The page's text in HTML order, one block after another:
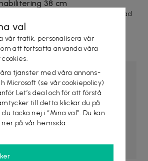
38 cm
smidigt träningsredskap för kontrollerad
och stabilitetsträning.
5 köpta Snabb leverans
val
vår trafik, personalisera vår
att fortsätta använda våra
tjänster med våra annons-
Microsoft (se vår cookiepolicy)
Let’s deal och för att förstå
till detta klickar du på
tacka nej i “Mina val”. Du kan
på vår hemsida.